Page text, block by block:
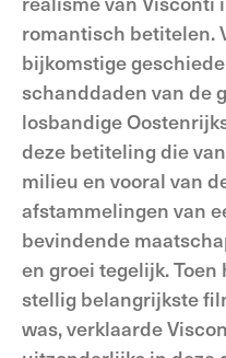
romantisch betitelen.
bijkomstige
schanddaden van de
losbandige
deze betiteling die
milieu en vooral van
afstammelingen van
bevindende
en groei tegelijk.
stellig belangrijkste
was, verklaarde